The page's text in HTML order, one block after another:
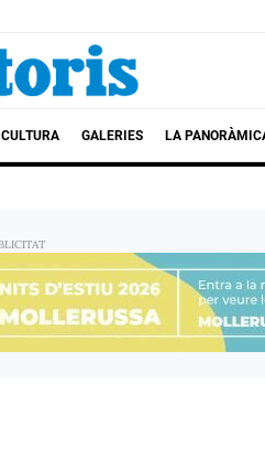
CULTURA GALERIES LA